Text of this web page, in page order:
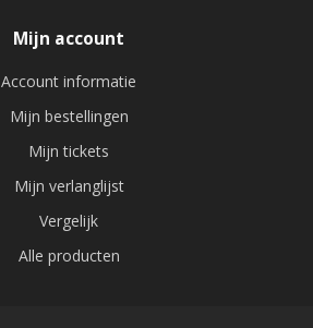
Mijn account
Account informatie
Mijn bestellingen
Mijn tickets
Mijn verlanglijst
Vergelijk
Alle producten